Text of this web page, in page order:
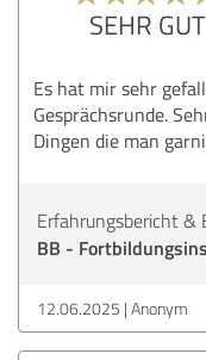
SEHR GUT
Es hat mir sehr
Gesprächsrunde.
Dingen die man
Erfahrungsbericht &
BB -
12.06.2025 Anonym